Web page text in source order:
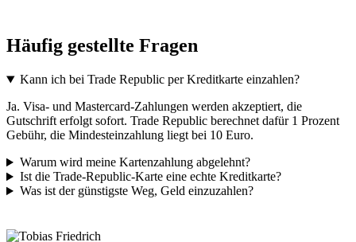
Häufig gestellte Fragen
Kann ich bei Trade Republic per Kreditkarte einzahlen?
Ja. Visa- und Mastercard-Zahlungen werden akzeptiert, die
Gutschrift erfolgt sofort. Trade Republic berechnet dafür 1 Prozent
Gebühr, die Mindesteinzahlung liegt bei 10 Euro.
Warum wird meine Kartenzahlung abgelehnt?
Ist die Trade-Republic-Karte eine echte Kreditkarte?
Was ist der günstigste Weg, Geld einzuzahlen?